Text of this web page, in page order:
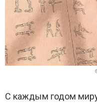
С каждым годом